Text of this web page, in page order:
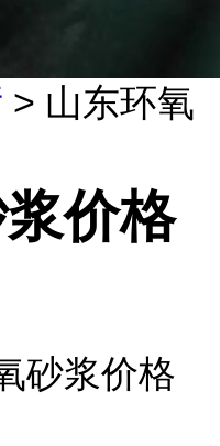
> 山东环氧
价格
砂浆价格